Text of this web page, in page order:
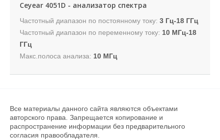
Ceyear 4051D - анализатор спектра
Частотный диапазон по постоянному току: 3 Гц-18 ГГц
Частотный диапазон по переменному току: 10 МГц-18
ГГц
Макс.полоса анализа: 10 МГц
Все материалы данного сайта являются объектами
авторского права. Запрещается копирование и
распространение информации без предварительного
согласия правообладателя.